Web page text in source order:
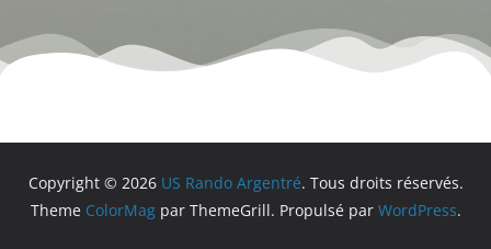
Copyright © 2026 US Rando Argentré. Tous droits réservés.
Theme ColorMagpar ThemeGrill. Propulsé par WordPress.